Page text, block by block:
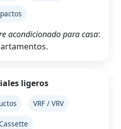
acondicionado para casa:
ligeros
VRF / VRV